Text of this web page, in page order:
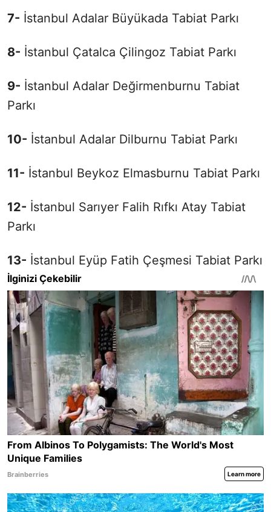
7- İstanbul Adalar Büyükada Tabiat Parkı
8- İstanbul Çatalca Çilingoz Tabiat Parkı
9- İstanbul Adalar Değirmenburnu Tabiat
Parkı
10- İstanbul Adalar Dilburnu Tabiat Parkı
11- İstanbul Beykoz Elmasburnu Tabiat Parkı
12- İstanbul Sarıyer Falih Rıfkı Atay Tabiat
Parkı
13- İstanbul Eyüp Fatih Çeşmesi Tabiat Parkı